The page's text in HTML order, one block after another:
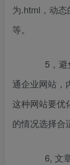
为.html，动
等。
5，避
通企业网站，
这种网站要优
的情况选择合
6, 文章